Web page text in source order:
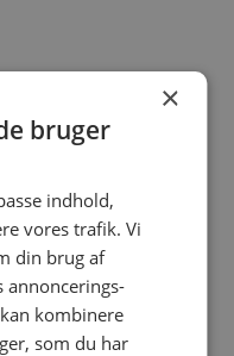
at tilgå findes ikke.
×
bruger
indhold,
vores trafik. Vi
din brug af
annoncerings-
kombinere
som du har